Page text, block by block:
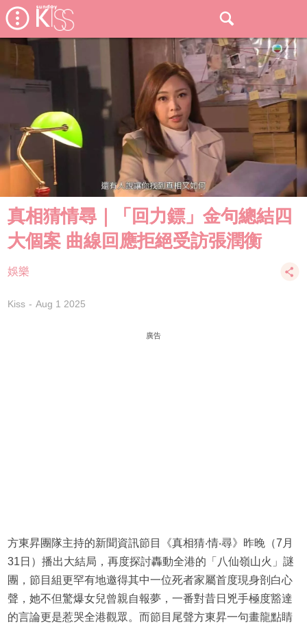
真相猜情尋｜「回力鏢」金句總結四
大個案 曲線回應拒絕受訪張潤衡
娛樂
Kiss Aug 1 2025
廣告
方東昇團隊主持的新聞資訊節目《真相猜‧情‧尋》昨晚（7月
31日）播出大結局，再度探討轟動全港的「八仙嶺山火」謎
團，節目組更罕有地邀得其中一位死者家屬首度現身剖白心
聲，她不但驚爆女兒曾親自報夢，一番對昔日兇手極度豁達
的言論更是惹哭全港觀眾。而節目尾聲方東昇一句畫龍點睛